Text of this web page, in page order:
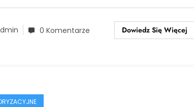
0 Komentarze Dowiedz Się Więcej